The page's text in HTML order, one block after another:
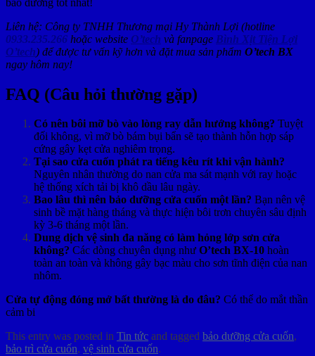
Liên hệ: Công ty TNHH Thương mại Hy Thành Lợi (hotline
0933.235.266 hoặc website O’tech và fanpage Bình Xịt Tiện Lợi
O’tech) để được tư vấn kỹ hơn và đặt mua sản phẩm O’tech BX
ngay hôm nay!
FAQ (Câu hỏi thường gặp)
Có nên bôi mỡ bò vào lòng ray dẫn hướng không? Tuyệt
đối không, vì mỡ bò bám bụi bẩn sẽ tạo thành hỗn hợp sáp
cứng gây kẹt cửa nghiêm trọng.
Tại sao cửa cuốn phát ra tiếng kêu rít khi vận hành?
Nguyên nhân thường do nan cửa ma sát mạnh với ray hoặc
hệ thống xích tải bị khô dầu lâu ngày.
Bao lâu thì nên bảo dưỡng cửa cuốn một lần? Bạn nên vệ
sinh bề mặt hàng tháng và thực hiện bôi trơn chuyên sâu định
kỳ 3-6 tháng một lần.
Dung dịch vệ sinh đa năng có làm hỏng lớp sơn cửa
không? Các dòng chuyên dụng như O’tech BX-10 hoàn
toàn an toàn và không gây bạc màu cho sơn tĩnh điện của nan
nhôm.
Cửa tự động đóng mở bất thường là do đâu? Có thể do mắt thần
cảm bi
This entry was posted in Tin tức and tagged bảo dưỡng cửa cuốn,
bảo trì cửa cuốn, vệ sinh cửa cuốn.